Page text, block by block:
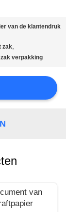
van de klantendruk
zak,
verpakking
van